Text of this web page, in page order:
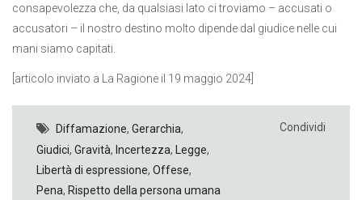
consapevolezza che, da qualsiasi lato ci troviamo – accusati o
accusatori – il nostro destino molto dipende dal giudice nelle cui
mani siamo capitati.
[articolo inviato a La Ragione il 19 maggio 2024]
Diffamazione, Gerarchia,
Giudici, Gravità, Incertezza, Legge,
Libertà di espressione, Offese,
Pena, Rispetto della persona umana
Condividi